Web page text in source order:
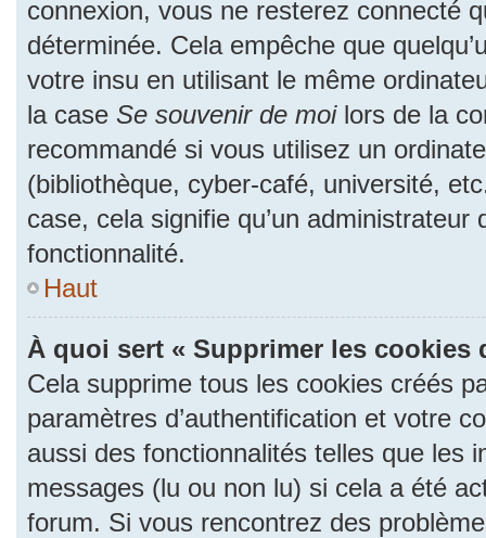
connexion, vous ne resterez connecté
déterminée. Cela empêche que
votre insu en utilisant le même
la case Se souvenir de moilors de la
recommandé si vous utilisez un
(bibliothèque, cyber-café, université,
case, cela signifie qu’un
fonctionnalité.
Haut
À quoi sert « Supprimer les cookies
Cela supprime tous les cookies créés
paramètres d’authentification et votre
aussi des fonctionnalités telles que les
messages (lu ou non lu) si cela a été
forum. Si vous rencontrez des